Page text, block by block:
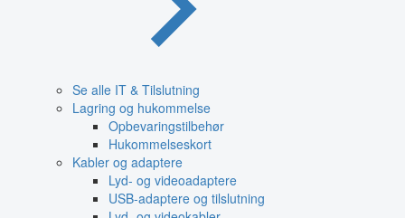
Se alle IT & Tilslutning
Lagring og hukommelse
Opbevaringstilbehør
Hukommelseskort
Kabler og adaptere
Lyd- og videoadaptere
USB-adaptere og tilslutning